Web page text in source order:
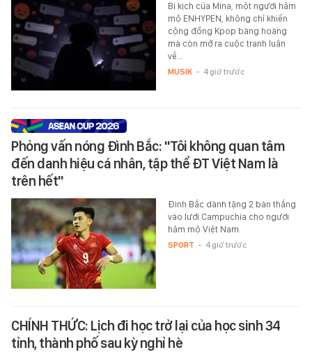
Bi kịch của Mina, một người hâm
mộ ENHYPEN, không chỉ khiến
cộng đồng Kpop bàng hoàng
mà còn mở ra cuộc tranh luận
về…
MUSIK - 4 giờ trước
Phỏng vấn nóng Đình Bắc: "Tôi không quan tâm
đến danh hiệu cá nhân, tập thể ĐT Việt Nam là
trên hết"
Đình Bắc dành tặng 2 bàn thắng
vào lưới Campuchia cho người
hâm mộ Việt Nam.
SPORT - 4 giờ trước
CHÍNH THỨC: Lịch đi học trở lại của học sinh 34
tỉnh, thành phố sau kỳ nghỉ hè